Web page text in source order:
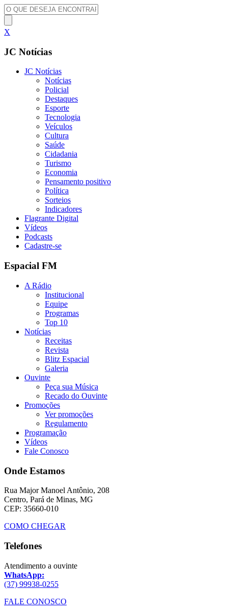
X
JC Notícias
JC Notícias
Notícias
Policial
Destaques
Esporte
Tecnologia
Veículos
Cultura
Saúde
Cidadania
Turismo
Economia
Pensamento positivo
Política
Sorteios
Indicadores
Flagrante Digital
Vídeos
Podcasts
Cadastre-se
Espacial FM
A Rádio
Institucional
Equipe
Programas
Top 10
Notícias
Receitas
Revista
Blitz Espacial
Galeria
Ouvinte
Peça sua Música
Recado do Ouvinte
Promoções
Ver promoções
Regulamento
Programação
Vídeos
Fale Conosco
Onde Estamos
Rua Major Manoel Antônio, 208
Centro, Pará de Minas, MG
CEP: 35660-010
COMO CHEGAR
Telefones
Atendimento a ouvinte
WhatsApp:
(37) 99938-0255
FALE CONOSCO